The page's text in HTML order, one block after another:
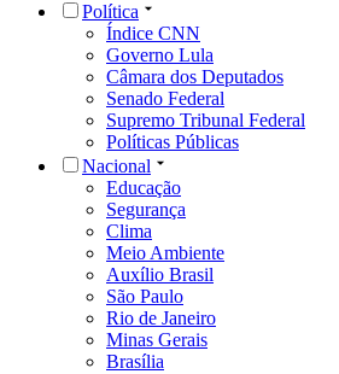
Política
Índice CNN
Governo Lula
Câmara dos Deputados
Senado Federal
Supremo Tribunal Federal
Políticas Públicas
Nacional
Educação
Segurança
Clima
Meio Ambiente
Auxílio Brasil
São Paulo
Rio de Janeiro
Minas Gerais
Brasília